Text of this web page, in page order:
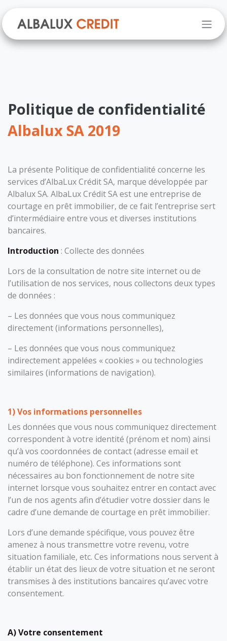
Politique de confidentialité
Albalux SA 2019
La présente Politique de confidentialité concerne les
services d’AlbaLux Crédit SA, marque développée par
Albalux SA. AlbaLux Crédit SA est une entreprise de
courtage en prêt immobilier, de ce fait l’entreprise sert
d’intermédiaire entre vous et diverses institutions
bancaires.
Introduction : Collecte des données
Lors de la consultation de notre site internet ou de
l’utilisation de nos services, nous collectons deux types
de données :
– Les données que vous nous communiquez
directement (informations personnelles),
– Les données que vous nous communiquez
indirectement appelées « cookies » ou technologies
similaires (informations de navigation).
1) Vos informations personnelles
Les données que vous nous communiquez directement
correspondent à votre identité (prénom et nom) ainsi
qu’à vos coordonnées de contact (adresse email et
numéro de téléphone). Ces informations sont
nécessaires au bon fonctionnement de notre site
internet lorsque vous souhaitez entrer en contact avec
l’un de nos agents afin d’étudier votre dossier dans le
cadre d’une demande de courtage en prêt immobilier.
Lors d’une demande spécifique, vous pouvez être
amenez à nous transmettre votre revenu, votre
situation familiale, etc. Ces informations nous servent à
établir un état des lieux de votre situation et ne seront
transmises à des institutions bancaires qu’avec votre
consentement.
A) Votre consentement